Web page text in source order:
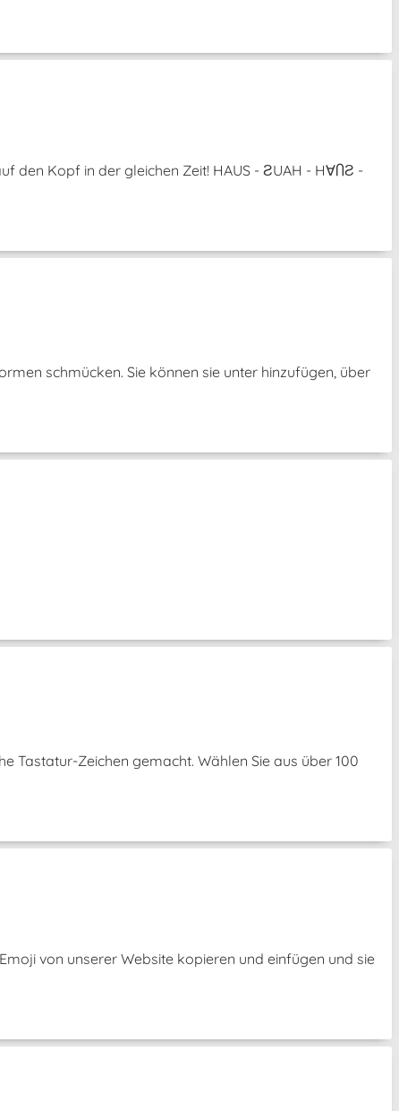
den Kopf in der gleichen Zeit! HAUS - ƧUAH - H∀ႶƧ -
schmücken. Sie können sie unter hinzufügen, über
Tastatur-Zeichen gemacht. Wählen Sie aus über 100
von unserer Website kopieren und einfügen und sie